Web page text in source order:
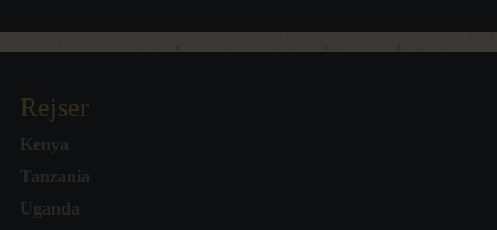
Rejser
Kenya
Tanzania
Uganda